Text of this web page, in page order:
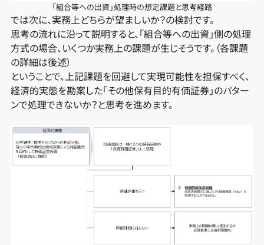
「組合等への出資」処理時の想定課題と思考経路
では次に、実務上どちらが望ましいか？の検討です。
思考の流れに沿って説明すると、「組合等への出資」側の処理
方式の場合、いくつか実務上の課題が生じそうです。（各課題
の詳細は後述）
ということで、上記課題を回避して実現可能性を担保すべく、
経済的実態を勘案した「その他保有目的有価証券」のパター
ンで処理できないか？と思考を進めます。